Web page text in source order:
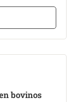
bovinos